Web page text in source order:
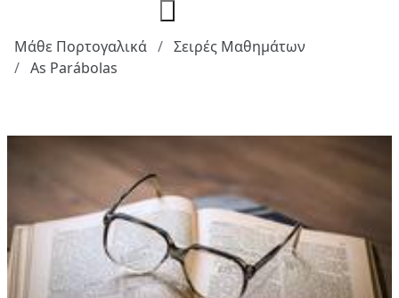
Μάθε Πορτογαλικά
Σειρές Μαθημάτων
As Parábolas